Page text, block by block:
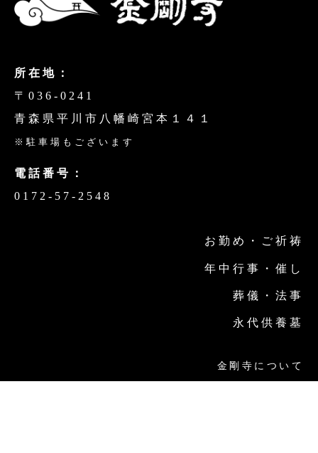
所在地：
〒036-0241
青森県平川市八幡崎宮本１４１
※駐車場もございます
電話番号：
0172-57-2548
お勤め・ご祈祷
年中行事・催し
葬儀・法事
永代供養墓
金剛寺について